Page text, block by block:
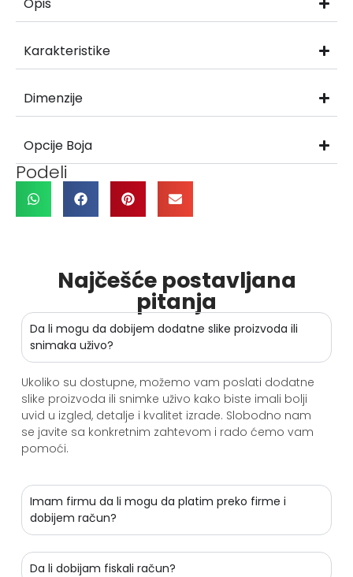
Karakteristike
Dimenzije
Opcije Boja
Podeli
Najčešće postavljana
pitanja
Da li mogu da dobijem dodatne slike proizvoda ili
snimaka uživo?
Ukoliko su dostupne, možemo vam poslati dodatne
slike proizvoda ili snimke uživo kako biste imali bolji
uvid u izgled, detalje i kvalitet izrade. Slobodno nam
se javite sa konkretnim zahtevom i rado ćemo vam
pomoći.
Imam firmu da li mogu da platim preko firme i
dobijem račun?
Da li dobijam fiskali račun?